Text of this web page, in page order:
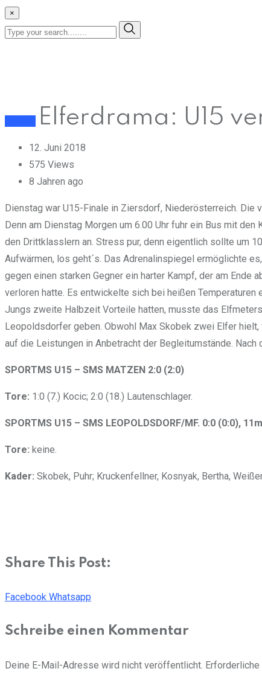
×
Elferdrama: U15
12. Juni 2018
575 Views
8 Jahren ago
Dienstag war U15-Finale in Ziersdorf, Niederösterreich. Die
Denn am Dienstag Morgen um 6.00 Uhr fuhr ein Bus mit
den Drittklasslern an. Stress pur, denn eigentlich sollte um
Aufwärmen, los geht´s. Das Adrenalinspiegel ermöglichte
gegen einen starken Gegner ein harter Kampf, der am Ende
verloren hatte. Es entwickelte sich bei heißen
Jungs zweite Halbzeit Vorteile hatten, musste das
Leopoldsdorfer geben. Obwohl Max Skobek zwei Elfer
auf die Leistungen in Anbetracht der Begleitumstände.
SPORTMS U15 – SMS MATZEN 2:0 (2:0)
Tore: 1:0 (7.) Kocic; 2:0 (18.) Lautenschlager.
SPORTMS U15 – SMS LEOPOLDSDORF/MF. 0:0 (0:0),
Tore: keine.
Kader: Skobek, Puhr; Kruckenfellner, Kosnyak, Bertha,
Share This Post:
Facebook Whatsapp
Schreibe einen Kommentar
Deine E-Mail-Adresse wird nicht veröffentlicht.